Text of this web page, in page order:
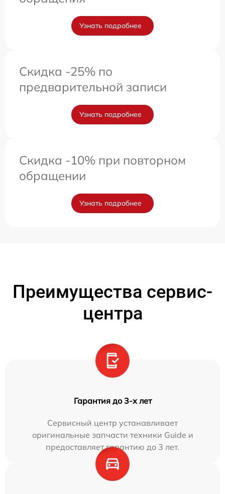
Узнать подробнее
Скидка -25% по
предварительной записи
Узнать подробнее
Скидка -10% при повторном
обращении
Узнать подробнее
Преимущества сервис-
центра
Гарантия до 3-х лет
Сервисный центр устанавливает
оригинальные запчасти техники Guide и
предоставляет гарантию до 3 лет.